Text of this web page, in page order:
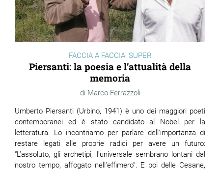
FACCIA A FACCIA: SUPER
Piersanti: la poesia e l’attualità della
memoria
Marco Ferrazzoli
Umberto Piersanti (Urbino, 1941) è uno dei maggiori poeti
contemporanei ed è stato candidato al Nobel per la
letteratura. Lo incontriamo per parlare dell'importanza di
restare legati alle proprie radici per avere un futuro:
“L’assoluto, gli archetipi, l'universale sembrano lontani dal
nostro tempo, affogato nell'effimero”. E poi delle Cesane,